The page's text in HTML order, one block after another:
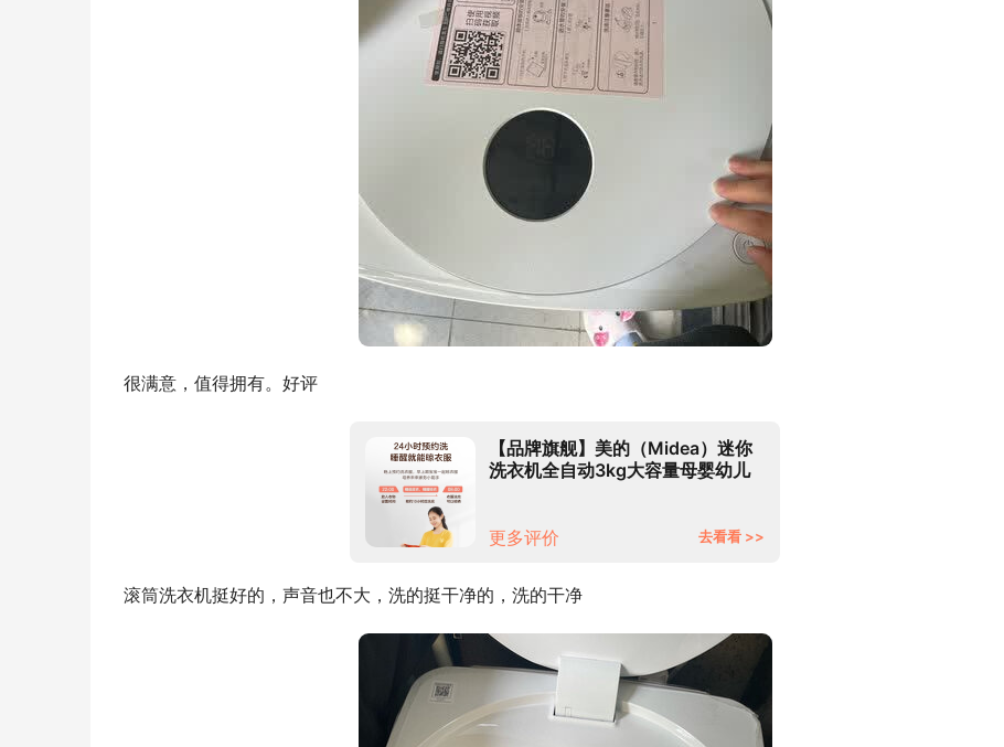
很满意，值得拥有。好评
【品牌旗舰】美的（Midea）迷你
洗衣机全自动3kg大容量母婴幼儿
更多评价
去看看 >>
滚筒洗衣机挺好的，声音也不大，洗的挺干净的，洗的干净